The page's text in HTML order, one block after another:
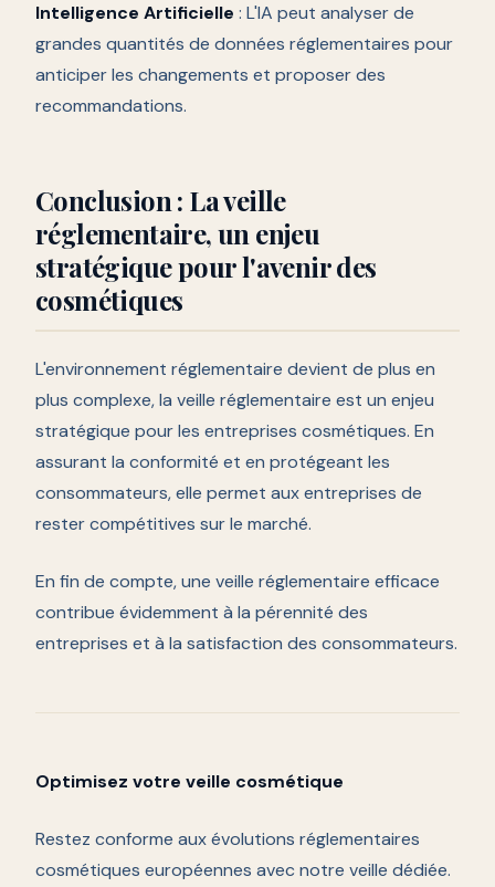
Intelligence Artificielle : L'IA peut analyser de
grandes quantités de données réglementaires pour
anticiper les changements et proposer des
recommandations.
Conclusion : La veille
réglementaire, un enjeu
stratégique pour l'avenir des
cosmétiques
L'environnement réglementaire devient de plus en
plus complexe, la veille réglementaire est un enjeu
stratégique pour les entreprises cosmétiques. En
assurant la conformité et en protégeant les
consommateurs, elle permet aux entreprises de
rester compétitives sur le marché.
En fin de compte, une veille réglementaire efficace
contribue évidemment à la pérennité des
entreprises et à la satisfaction des consommateurs.
Optimisez votre veille cosmétique
Restez conforme aux évolutions réglementaires
cosmétiques européennes avec notre veille dédiée.